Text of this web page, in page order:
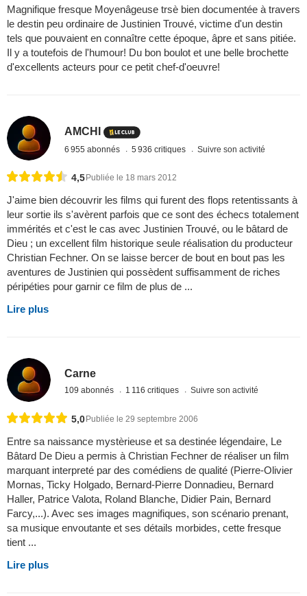
Magnifique fresque Moyenâgeuse trsè bien documentée à travers
le destin peu ordinaire de Justinien Trouvé, victime d'un destin
tels que pouvaient en connaître cette époque, âpre et sans pitiée.
Il y a toutefois de l'humour! Du bon boulot et une belle brochette
d'excellents acteurs pour ce petit chef-d'oeuvre!
AMCHI
6 955 abonnés 5 936 critiques Suivre son activité
4,5Publiée le 18 mars 2012
J'aime bien découvrir les films qui furent des flops retentissants à
leur sortie ils s'avèrent parfois que ce sont des échecs totalement
immérités et c'est le cas avec Justinien Trouvé, ou le bâtard de
Dieu ; un excellent film historique seule réalisation du producteur
Christian Fechner. On se laisse bercer de bout en bout pas les
aventures de Justinien qui possèdent suffisamment de riches
péripéties pour garnir ce film de plus de ...
Lire plus
Carne
109 abonnés 1 116 critiques Suivre son activité
5,0Publiée le 29 septembre 2006
Entre sa naissance mystèrieuse et sa destinée légendaire, Le
Bâtard De Dieu a permis à Christian Fechner de réaliser un film
marquant interpreté par des comédiens de qualité (Pierre-Olivier
Mornas, Ticky Holgado, Bernard-Pierre Donnadieu, Bernard
Haller, Patrice Valota, Roland Blanche, Didier Pain, Bernard
Farcy,...). Avec ses images magnifiques, son scénario prenant,
sa musique envoutante et ses détails morbides, cette fresque
tient ...
Lire plus